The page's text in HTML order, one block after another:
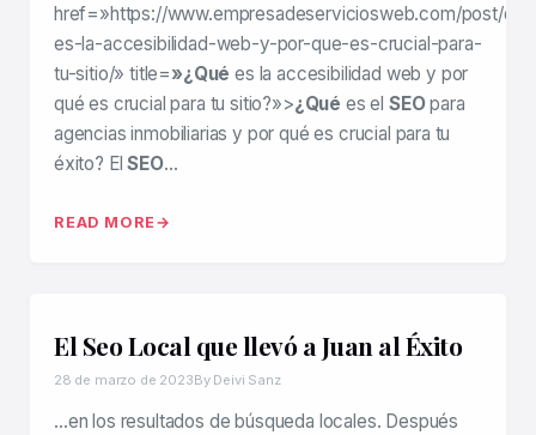
href=»https://www.empresadeserviciosweb.com/post/
es-la-accesibilidad-web-y-por-que-es-crucial-para-
tu-sitio/» title=»¿Qué es la accesibilidad web y por
qué es crucial para tu sitio?»>¿Qué es el SEOpara
agencias inmobiliarias y por qué es crucial para tu
éxito? ElSEO…
READ MORE
El Seo Local que llevó a Juan al Éxito
28 de marzo de 2023By Deivi Sanz
…en los resultados de búsqueda locales. Después